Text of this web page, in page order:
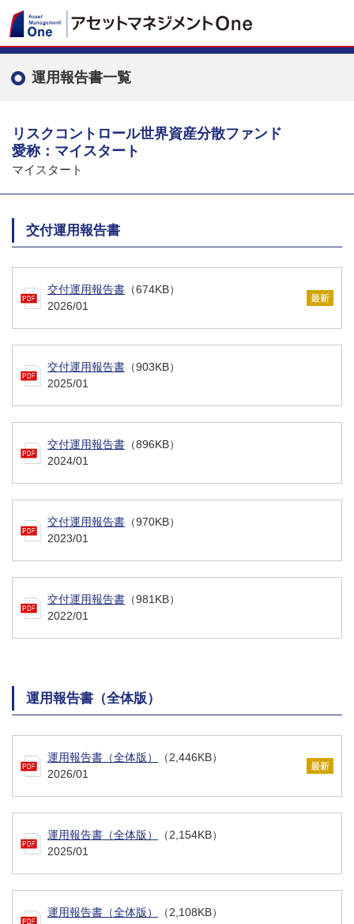
運用報告書一覧
リスクコントロール世界資産分散ファンド
愛称：マイスタート
マイスタート
交付運用報告書
交付運用報告書 （674KB）
2026/01
交付運用報告書 （903KB）
2025/01
交付運用報告書 （896KB）
2024/01
交付運用報告書 （970KB）
2023/01
交付運用報告書 （981KB）
2022/01
運用報告書（全体版）
運用報告書（全体版）
（2,446KB）
2026/01
運用報告書（全体版）
（2,154KB）
2025/01
運用報告書（全体版）
（2,108KB）